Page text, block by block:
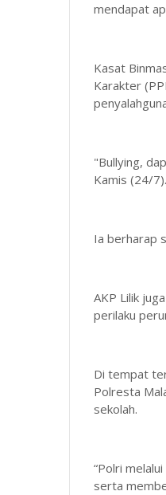
mendapat
Kasat
Karakter
"Bullying,
Kamis (24/7).
Ia berharap
AKP Lilik
perilaku
Di tempat
Polresta
sekolah.
“Polri
serta